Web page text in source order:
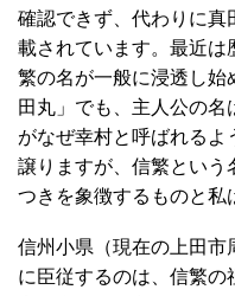
確認できず、代わりに真
載されています。最近は
繁の名が一般に浸透し始
田丸」でも、主人公の
がなぜ幸村と呼ばれるよ
譲りますが、信繁という
つきを象徴するものと私
信州小県（現在の上田市
に臣従するのは、信繁の